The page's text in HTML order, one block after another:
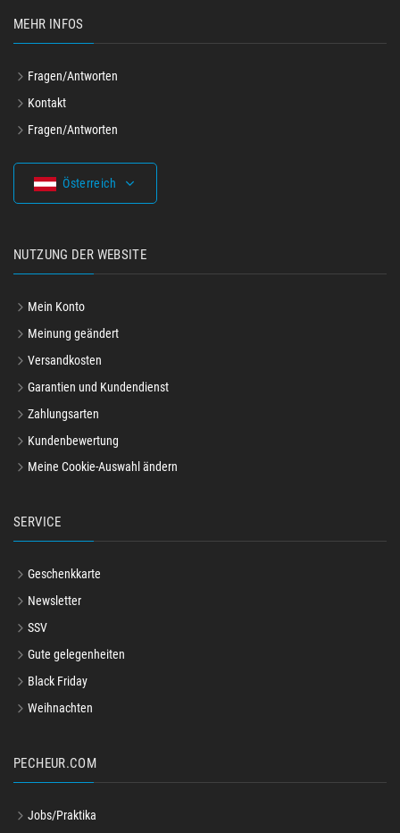
MEHR INFOS
Fragen/Antworten
Kontakt
Fragen/Antworten
Österreich
NUTZUNG DER WEBSITE
Mein Konto
Meinung geändert
Versandkosten
Garantien und Kundendienst
Zahlungsarten
Kundenbewertung
Meine Cookie-Auswahl ändern
SERVICE
Geschenkkarte
Newsletter
SSV
Gute gelegenheiten
Black Friday
Weihnachten
PECHEUR.COM
Jobs/Praktika